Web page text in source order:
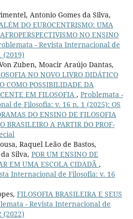
Antonio Gomes da Silva,
DO EUROCENTRISMO: UMA
NO ENSINO
- Revista Internacional de
(2019)
Zuben, Moacir Araújo Dantas,
NO NOVO LIVRO DIDÁTICO
COMO POSSIBILIDADE DA
EM FILOSOFIA , Problemata -
de Filosofia: v. 16 n. 1 (2025): OS
DO ENSINO DE FILOSOFIA
BRASILEIRO A PARTIR DO PROF-
Raquel Leão de Bastos,
Silva, POR UM ENSINO DE
EM UMA ESCOLA CIDADÃ ,
Internacional de Filosofia: v. 16
FILOSOFIA BRASILEIRA E SEUS
- Revista Internacional de
(2022)